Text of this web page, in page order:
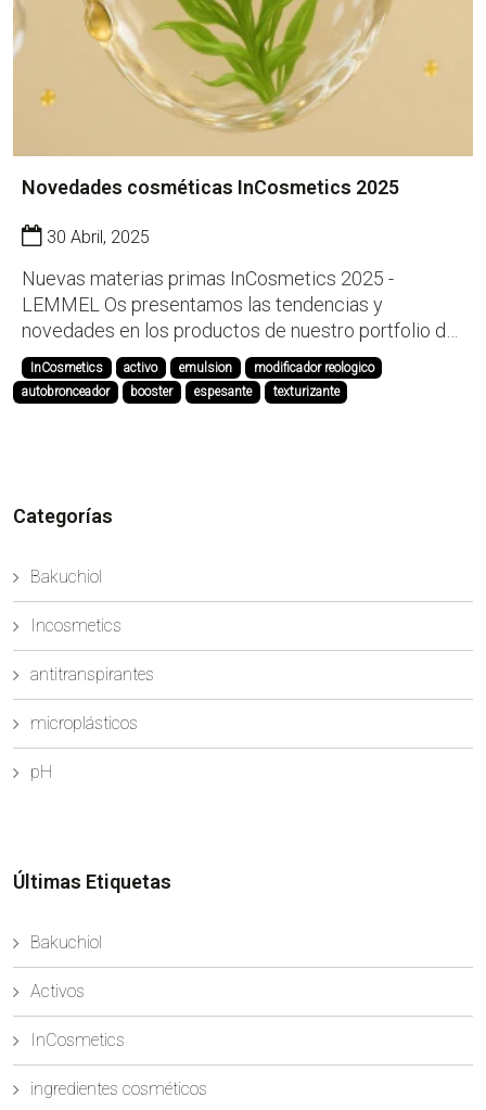
Novedades cosméticas InCosmetics 2025
30 Abril, 2025
Nuevas materias primas InCosmetics 2025 -
LEMMEL Os presentamos las tendencias y
novedades en los productos de nuestro portfolio de
la feria In-Cosmetics Ámsterdam 2025: MorinGuard
Inci Name: Glycerin,Aqua (Water), Moringa Oleifera
Seed Extract MorinGuard es un ingrediente activo
InCosmetics activo emulsion
modificador reologico
autobronceador
booster espesante texturizante
Categorías
Bakuchiol
Incosmetics
antitranspirantes
microplásticos
pH
Últimas Etiquetas
Bakuchiol
Activos
InCosmetics
ingredientes cosméticos